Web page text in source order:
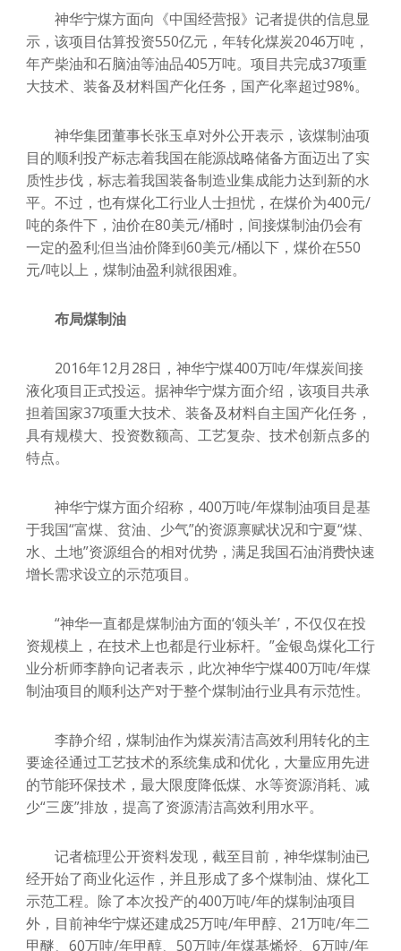
神华宁煤方面向《中国经营报》记者提供的信息显
示，该项目估算投资550亿元，年转化煤炭2046万吨，
年产柴油和石脑油等油品405万吨。项目共完成37项重
大技术、装备及材料国产化任务，国产化率超过98%。
神华集团董事长张玉卓对外公开表示，该煤制油项
目的顺利投产标志着我国在能源战略储备方面迈出了实
质性步伐，标志着我国装备制造业集成能力达到新的水
平。不过，也有煤化工行业人士担忧，在煤价为400元/
吨的条件下，油价在80美元/桶时，间接煤制油仍会有
一定的盈利;但当油价降到60美元/桶以下，煤价在550
元/吨以上，煤制油盈利就很困难。
布局煤制油
2016年12月28日，神华宁煤400万吨/年煤炭间接
液化项目正式投运。据神华宁煤方面介绍，该项目共承
担着国家37项重大技术、装备及材料自主国产化任务，
具有规模大、投资数额高、工艺复杂、技术创新点多的
特点。
神华宁煤方面介绍称，400万吨/年煤制油项目是基
于我国“富煤、贫油、少气”的资源禀赋状况和宁夏“煤、
水、土地”资源组合的相对优势，满足我国石油消费快速
增长需求设立的示范项目。
“神华一直都是煤制油方面的‘领头羊’，不仅仅在投
资规模上，在技术上也都是行业标杆。”金银岛煤化工行
业分析师李静向记者表示，此次神华宁煤400万吨/年煤
制油项目的顺利达产对于整个煤制油行业具有示范性。
李静介绍，煤制油作为煤炭清洁高效利用转化的主
要途径通过工艺技术的系统集成和优化，大量应用先进
的节能环保技术，最大限度降低煤、水等资源消耗、减
少“三废”排放，提高了资源清洁高效利用水平。
记者梳理公开资料发现，截至目前，神华煤制油已
经开始了商业化运作，并且形成了多个煤制油、煤化工
示范工程。除了本次投产的400万吨/年的煤制油项目
外，目前神华宁煤还建成25万吨/年甲醇、21万吨/年二
甲醚、60万吨/年甲醇、50万吨/年煤基烯烃、6万吨/年